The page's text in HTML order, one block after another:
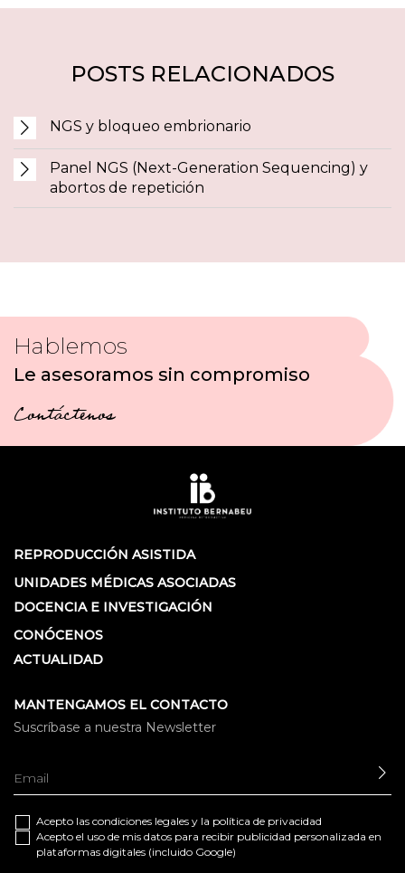
POSTS RELACIONADOS
NGS y bloqueo embrionario
Panel NGS (Next-Generation Sequencing) y
abortos de repetición
Hablemos
Le asesoramos sin compromiso
Contáctenos
REPRODUCCIÓN ASISTIDA
UNIDADES MÉDICAS ASOCIADAS
DOCENCIA E INVESTIGACIÓN
CONÓCENOS
ACTUALIDAD
MANTENGAMOS EL CONTACTO
Suscríbase a nuestra Newsletter
Acepto las condiciones legales y la política de privacidad
Acepto el uso de mis datos para recibir publicidad personalizada en
plataformas digitales (incluido Google)